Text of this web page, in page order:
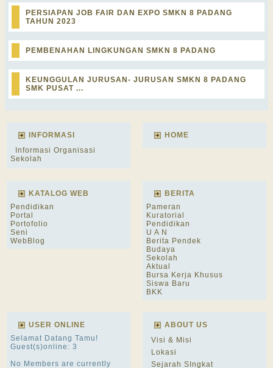
PERSIAPAN JOB FAIR DAN EXPO SMKN 8 PADANG
TAHUN 2023
PEMBENAHAN LINGKUNGAN SMKN 8 PADANG
KEUNGGULAN JURUSAN- JURUSAN SMKN 8 PADANG
SMK PUSAT ...
INFORMASI
Informasi Organisasi
Sekolah
HOME
KATALOG WEB
Pendidikan
Portal
Portofolio
Seni
WebBlog
BERITA
Pameran
Kuratorial
Pendidikan
U A N
Berita Pendek
Budaya
Sekolah
Aktual
Bursa Kerja Khusus
Siswa Baru
BKK
USER ONLINE
Selamat Datang Tamu!
Guest(s)online: 3
No Members are currently
ABOUT US
Visi & Misi
Lokasi
Sejarah SIngkat